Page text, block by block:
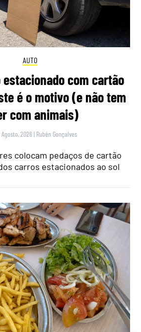
AUTO
com cartão
é o motivo (e não tem
com animais)
2026 | Rubén Gonçalves
colocam pedaços de cartão
carros estacionados ao sol